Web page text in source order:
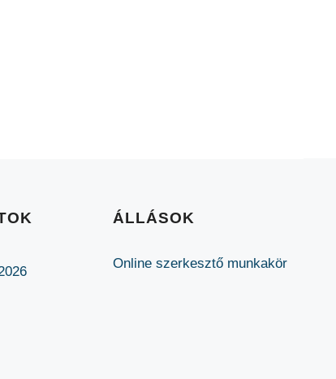
ÁLLÁSOK
Online szerkesztő munkakör